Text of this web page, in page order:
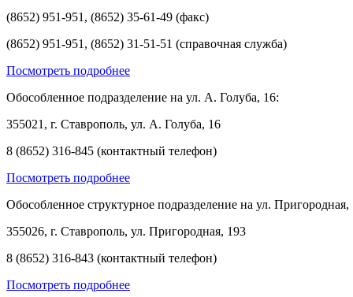
(8652) 951-951, (8652) 35-61-49 (факс)
(8652) 951-951, (8652) 31-51-51 (справочная служба)
Посмотреть подробнее
Обособленное подразделение на ул. А. Голуба, 16:
355021, г. Ставрополь, ул. А. Голуба, 16
8 (8652) 316-845 (контактный телефон)
Посмотреть подробнее
Обособленное структурное подразделение на ул. Пригородная,
355026, г. Ставрополь, ул. Пригородная, 193
8 (8652) 316-843 (контактный телефон)
Посмотреть подробнее